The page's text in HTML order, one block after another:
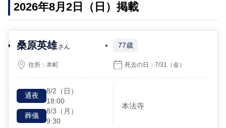
2026年8月2日（日）掲載
桑原英雄 さん 77歳
住所：本町 死去の日：7/31 （金）
通夜
8/2 （日）
18:00
葬儀
8/3 （月）
9:30
本法寺